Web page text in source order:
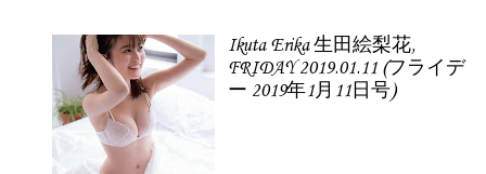
Ikuta Erika 生田絵梨花,
FRIDAY 2019.01.11 (フライデ
ー 2019年1月11日号)